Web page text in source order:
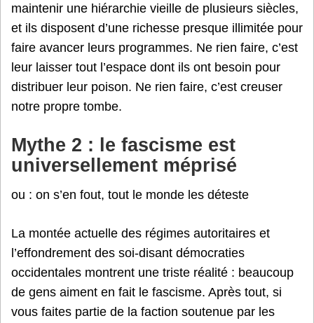
maintenir une hiérarchie vieille de plusieurs siècles,
et ils disposent d’une richesse presque illimitée pour
faire avancer leurs programmes. Ne rien faire, c’est
leur laisser tout l’espace dont ils ont besoin pour
distribuer leur poison. Ne rien faire, c’est creuser
notre propre tombe.
Mythe 2 : le fascisme est
universellement méprisé
ou : on s’en fout, tout le monde les déteste
La montée actuelle des régimes autoritaires et
l’effondrement des soi-disant démocraties
occidentales montrent une triste réalité : beaucoup
de gens aiment en fait le fascisme. Après tout, si
vous faites partie de la faction soutenue par les